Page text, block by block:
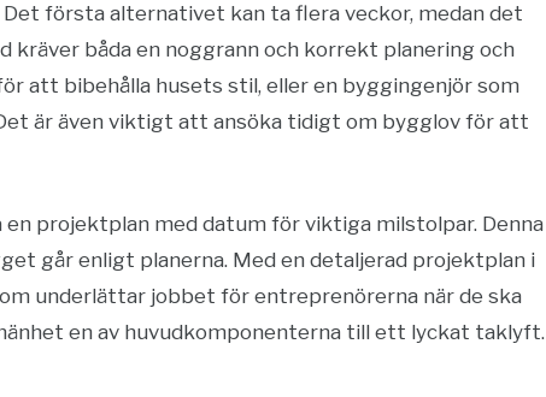
första alternativet kan ta flera veckor, medan det
kräver båda en noggrann och korrekt planering och
att bibehålla husets stil, eller en byggingenjör som
är även viktigt att ansöka tidigt om bygglov för att
projektplan med datum för viktiga milstolpar. Denna
går enligt planerna. Med en detaljerad projektplan i
underlättar jobbet för entreprenörerna när de ska
en av huvudkomponenterna till ett lyckat taklyft.